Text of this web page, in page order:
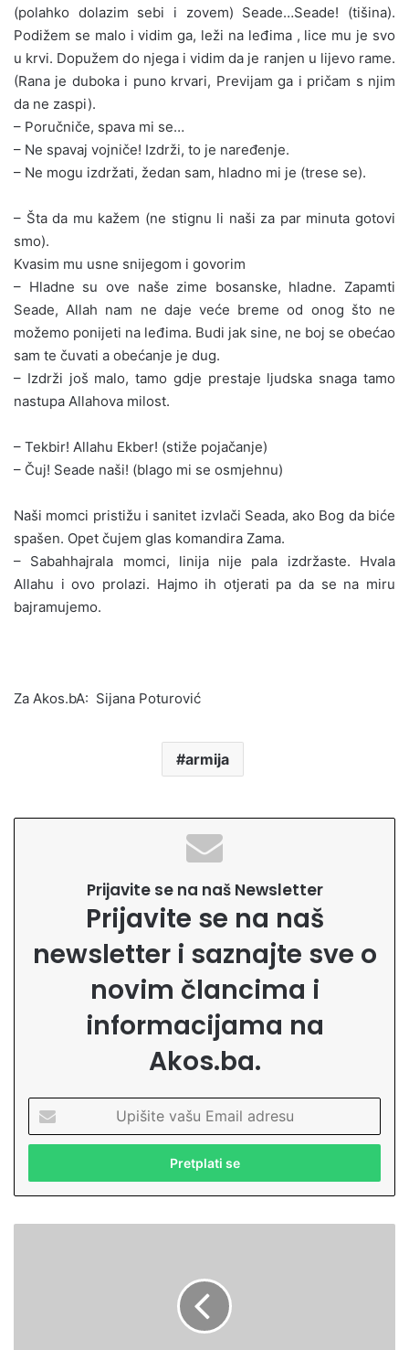
(polahko dolazim sebi i zovem) Seade…Seade! (tišina).
Podižem se malo i vidim ga, leži na leđima , lice mu je svo
u krvi. Dopužem do njega i vidim da je ranjen u lijevo rame.
(Rana je duboka i puno krvari, Previjam ga i pričam s njim
da ne zaspi).
– Poručniče, spava mi se…
– Ne spavaj vojniče! Izdrži, to je naređenje.
– Ne mogu izdržati, žedan sam, hladno mi je (trese se).
– Šta da mu kažem (ne stignu li naši za par minuta gotovi
smo).
Kvasim mu usne snijegom i govorim
– Hladne su ove naše zime bosanske, hladne. Zapamti
Seade, Allah nam ne daje veće breme od onog što ne
možemo ponijeti na leđima. Budi jak sine, ne boj se obećao
sam te čuvati a obećanje je dug.
– Izdrži još malo, tamo gdje prestaje ljudska snaga tamo
nastupa Allahova milost.
– Tekbir! Allahu Ekber! (stiže pojačanje)
– Čuj! Seade naši! (blago mi se osmjehnu)
Naši momci pristižu i sanitet izvlači Seada, ako Bog da biće
spašen. Opet čujem glas komandira Zama.
– Sabahhajrala momci, linija nije pala izdržaste. Hvala
Allahu i ovo prolazi. Hajmo ih otjerati pa da se na miru
bajramujemo.
Za Akos.bA: Sijana Poturović
armija
Prijavite se na naš Newsletter
Prijavite se na naš
newsletter i saznajte sve o
novim člancima i
informacijama na
Akos.ba.
i
i
e